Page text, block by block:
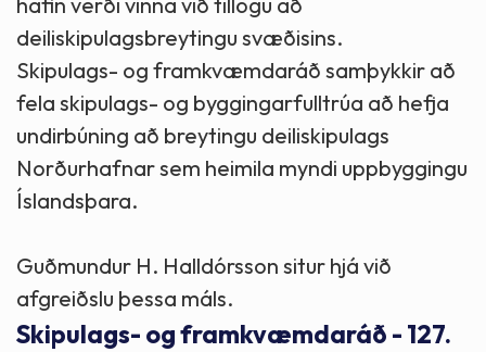
deiliskipulagsbreytingu svæðisins.
Skipulags- og framkvæmdaráð samþykkir að
fela skipulags- og byggingarfulltrúa að hefja
undirbúning að breytingu deiliskipulags
Norðurhafnar sem heimila myndi uppbyggingu
Íslandsþara.
Guðmundur H. Halldórsson situr hjá við
afgreiðslu þessa máls.
Skipulags- og framkvæmdaráð - 127.